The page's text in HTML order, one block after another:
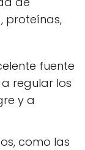
proteínas,
fuente
regular los
y a
como las